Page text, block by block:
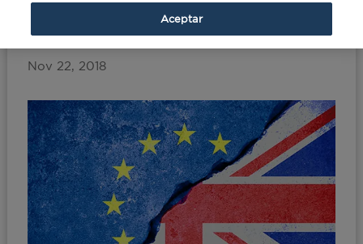
los viajes de negocios a
Reino Unido?
Nov 22, 2018
Aceptar